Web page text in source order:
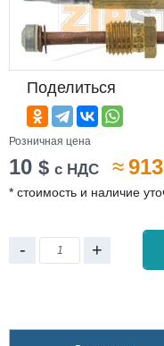
Поделиться
Розничная цена
10 $ с НДС ≈913
* стоимость и наличие
- +